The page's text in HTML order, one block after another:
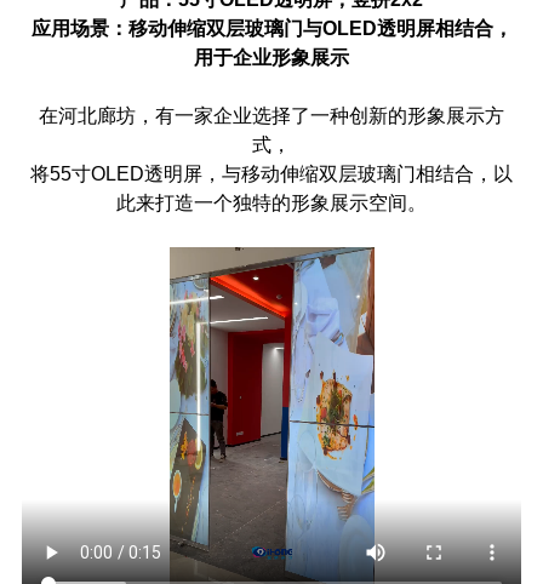
应用场景：移动伸缩双层玻璃门与OLED透明屏相结合，
用于企业形象展示
在河北廊坊，有一家企业选择了一种创新的形象展示方
式，
将55寸OLED透明屏，与移动伸缩双层玻璃门相结合，以
此来打造一个独特的形象展示空间。